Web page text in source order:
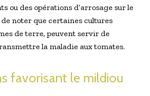
ou des opérations d’arrosage sur le
noter que certaines cultures
de terre, peuvent servir de
la maladie aux tomates.
favorisant le mildiou